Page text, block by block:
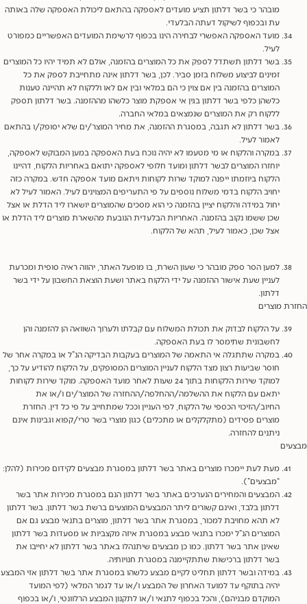
מובהר כי בשר דלתון תציע מועדים לאספקה בהתאם ליכולת האספקה שלה באותה
עת ובכפוף לשיקול דעתה הבלעדי.
מועד האספקה האפשרי לבחירה הינו בכפוף לרשימת המועדים האפשריים כמפורט
לעיל.
בשר דלתון תשתדל לספק את כל המוצרים בהזמנה, אולם לא תמיד יהיו כל המוצרים
זמינים לביצוע משלוח בזמן סביר. לכן, בשר דלתון אינה מתחייבת לספק את כל
המוצרים בהזמנה בין אם צוין כי הם במלאי ובין אם לאו וללקוח לא תהיינה טענות
כלשהן כלפי בשר דלתון בגין אי אספקת מוצר כלשהו מההזמנה. בשר דלתון תספק
ללקוח רק את המוצרים שנמצאים במלאי החברה.
בשר דלתון לא תגבה, במסגרת ההזמנה, את מחיר המוצר/ים שלא יסופק/ו בהתאם
לאמור לעיל.
במקרה והלקוח או מי מטעמו לא יהיה נוכח בעת האספקה במען המבוקש לאספקה,
יוחזרו המוצרים לבשר דלתון ומועד חלופי לאספקה יתואם באחריות הלקוח, דהיינו
הלקוח ביוזמתו ייפנה למוקד שרות לקוחות ויתאם מועד אספקה חדש. במקרה כזה
יחויב הלקוח בדמי משלוח נוספים על פי התעריפים המצוינים לעיל. האמור לעיל לא
יחול במידה והלקוח יציין בהזמנה כי הוא מסכים שהמוצרים יושארו ליד הדלת או אצל
שכן ששמו נקוב בהזמנה. האחריות הבלעדית הנובעת מהשארת מוצרים ליד הדלת או
אצל שכן, כאמור לעיל, תהא של הלקוח.
למען הסר ספק מובהר כי שעון השרת, בו מופעל האתר, יהווה ראיה סופית ומכרעת
לעניין שעת אישור ההזמנה על ידי הלקוח באתר ושעת הוצאת החשבון על ידי בשר
דלתון.
מוצרים
על הלקוח לבדוק את תכולת המשלוח עם קבלתו ולערוך השוואה הן להזמנה והן
לחשבונית שתימסר לו בעת האספקה.
במקרה שתתגלה אי התאמה של המוצרים בעקבות הבדיקה הנ”ל או במקרה אחר של
חוסר שביעות רצון מצד הלקוח לעניין המוצרים המסופקים, על הלקוח להודיע על כך,
למוקד שירות הלקוחות בתוך 24 שעות לאחר מועד האספקה. מוקד שירות לקוחות
יתאם עם הלקוח את ההשלמה/ההחלפה/ההחזרה של המוצר/ים ו/או את
החיוב/הזיכוי הכספי של הלקוח, לפי העניין וככל שמתחייב על פי כל דין. החזרת
מוצרים פסידים (מתקלקלים או מתכלים) כגון מוצרי בשר טרי/קפוא וגבינות אינם
ניתנים להחזרה.
מעת לעת יימכרו מוצרים באתר בשר דלתון במסגרת מבצעים לקידום מכירות (להלן:
“מבצעים”).
המבצעים והמחירים הנערכים באתר בשר דלתון הנם במסגרת מכירות אתר בשר
דלתון בלבד, ואינם קשורים ליתר המבצעים המוצעים ברשת בשר דלתון. בשר דלתון
לא תהא מחויבת למכור, במסגרת אתר בשר דלתון, מוצרים בתנאי מבצע גם אם
המוצרים הנ”ל ימכרו בתנאי מבצע במסגרת איזה מקצביות או מסעדות בשר דלתון
שאינן אתר בשר דלתון. כמו כן מבצעים שיתנהלו באתר בשר דלתון לא יחייבו את
בשר דלתון ברכישות שתתקיימנה במסגרת חנויותיה.
במידה ובשר דלתון תחליט לקיים מבצע כלשהו במסגרת אתר בשר דלתון אזי המבצע
יהיה בתוקף עד למועד האחרון של המבצע ו/או עד לגמר המלאי (לפי המועד
המוקדם מבניהם), והכל בכפוף לתנאי ו/או לתקנון המבצע הרלוונטי, ו/או בכפוף